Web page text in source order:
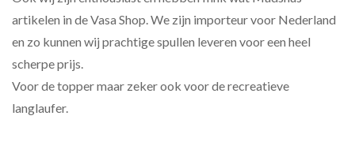
artikelen in de Vasa Shop. We zijn importeur voor Nederland
en zo kunnen wij prachtige spullen leveren voor een heel
scherpe prijs.
Voor de topper maar zeker ook voor de recreatieve
langlaufer.